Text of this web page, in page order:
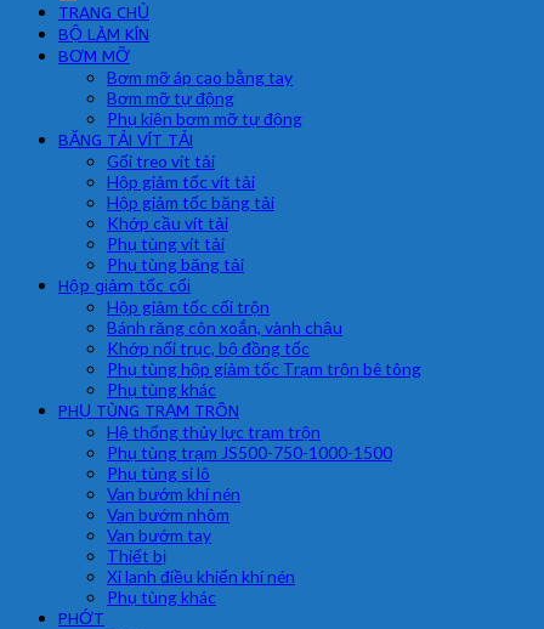
TRANG CHỦ
BỘ LÀM KÍN
BƠM MỠ
Bơm mỡ áp cao bằng tay
Bơm mỡ tự động
Phụ kiện bơm mỡ tự động
BĂNG TẢI VÍT TẢI
Gối treo vít tải
Hộp giảm tốc vít tải
Hộp giảm tốc băng tải
Khớp cầu vít tải
Phụ tùng vít tải
Phụ tùng băng tải
Hộp giảm tốc cối
Hộp giảm tốc cối trộn
Bánh răng côn xoắn, vành chậu
Khớp nối trục, bộ đồng tốc
Phụ tùng hộp giảm tốc Trạm trộn bê tông
Phụ tùng khác
PHỤ TÙNG TRẠM TRÔN
Hệ thống thủy lực trạm trộn
Phụ tùng trạm JS500-750-1000-1500
Phụ tùng si lô
Van bướm khí nén
Van bướm nhôm
Van bướm tay
Thiết bị
Xi lanh điều khiển khí nén
Phụ tùng khác
PHỚT